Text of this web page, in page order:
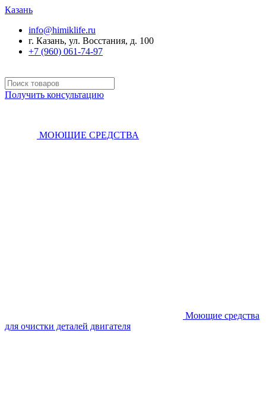
Казань
info@himiklife.ru
г. Казань, ул. Восстания, д. 100
+7 (960) 061-74-97
Получить консультацию
МОЮЩИЕ СРЕДСТВА
Моющие средства
для очистки деталей двигателя